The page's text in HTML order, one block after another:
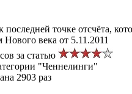
точке отсчёта,
века от 5.11.2011
за статью
"Ченнелинги"
2903 раз